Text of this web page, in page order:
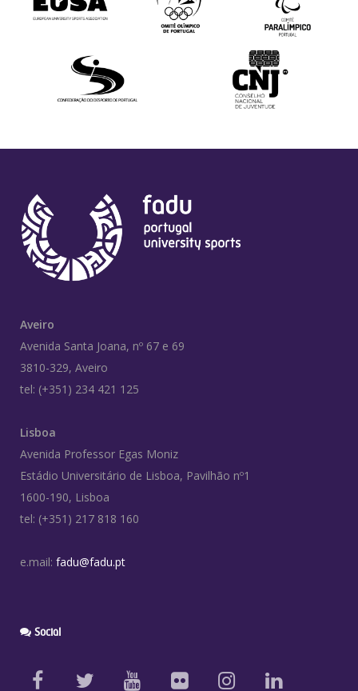
Aveiro
Avenida Santa Joana, nº 67 e 69
3810-329, Aveiro
tel: (+351) 234 421 125
Lisboa
Avenida Professor Egas Moniz
Estádio Universitário de Lisboa, Pavilhão nº1
1600-190, Lisboa
tel: (+351) 217 818 160
e.mail: fadu@fadu.pt
Social